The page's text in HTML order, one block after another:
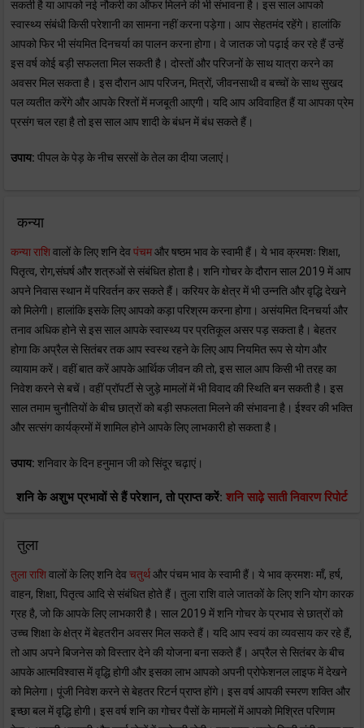
सकती है या आपको नई नौकरी का ऑफर मिलने की भी संभावना है। इस साल आपको
स्वास्थ्य संबंधी किसी परेशानी का सामना नहीं करना पड़ेगा। आप सेहतमंद रहेंगे। हालांकि
आपको फिर भी संयमित दिनचर्या का पालन करना होगा। वे जातक जो पढ़ाई कर रहे हैं उन्हें
इस वर्ष कोई बड़ी सफलता मिल सकती है। दोस्तों और परिजनों के साथ यात्रा करने का
अवसर मिल सकता है। इस दौरान आप परिजन, मित्रों, जीवनसाथी व बच्चों के साथ सुखद
पल व्यतीत करेंगे और आपके रिश्तों में मजबूती आएगी। यदि आप अविवाहित हैं या आपका प्रेम
प्रसंग चल रहा है तो इस साल आप शादी के बंधन में बंध सकते हैं।
उपाय: पीपल के पेड़ के नीच सरसों के तेल का दीया जलाएं।
कन्या
कन्या राशिवालों के लिए शनि देवपंचमऔर षष्ठम भाव के स्वामी हैं। ये भाव क्रमशः शिक्षा,
पितृत्व, रोग,संघर्ष और शत्रुओं से संबंधित होता है। शनि गोचर के दौरान साल 2019 में आप
अपने निवास स्थान में परिवर्तन कर सकते हैं। करियर के क्षेत्र में भी उन्नति और वृद्धि देखने
को मिलेगी। हालांकि इसके लिए आपको कड़ा परिश्रम करना होगा। असंयमित दिनचर्या और
तनाव अधिक होने से इस साल आपके स्वास्थ्य पर प्रतिकूल असर पड़ सकता है। बेहतर
होगा कि अप्रैल से सितंबर तक आप स्वस्थ रहने के लिए आप नियमित रूप से योग और
व्यायाम करें। वहीं बात करें आपके आर्थिक जीवन की तो, इस साल आप किसी भी तरह का
निवेश करने से बचें। वहीं प्रॉपर्टी से जुड़े मामलों में भी विवाद की स्थिति बन सकती है। इस
साल तमाम चुनौतियों के बीच छात्रों को बड़ी सफलता मिलने की संभावना है। ईश्वर की भक्ति
और सत्संग कार्यक्रमों में शामिल होने आपके लिए लाभकारी हो सकता है।
उपाय: शनिवार के दिन हनुमान जी को सिंदूर चढ़ाएं।
शनि के अशुभ प्रभावों से हैं परेशान, तो प्राप्त करें: शनि साढ़े साती निवारण रिपोर्ट
तुला
तुला राशिवालों के लिए शनि देवचतुर्थऔर पंचम भाव के स्वामी हैं। ये भाव क्रमशः मॉं, हर्ष,
वाहन, शिक्षा, पितृत्व आदि से संबंधित होते हैं। तुला राशि वाले जातकों के लिए शनि योग कारक
ग्रह है, जो कि आपके लिए लाभकारी है। साल 2019 में शनि गोचर के प्रभाव से छात्रों को
उच्च शिक्षा के क्षेत्र में बेहतरीन अवसर मिल सकते हैं। यदि आप स्वयं का व्यवसाय कर रहे हैं,
तो आप अपने बिजनेस को विस्तार देने की योजना बना सकते हैं। अप्रैल से सितंबर के बीच
आपके आत्मविश्वास में वृद्धि होगी और इसका लाभ आपको अपनी प्रोफेशनल लाइफ में देखने
को मिलेगा। पूंजी निवेश करने से बेहतर रिटर्न प्राप्त होंगे। इस वर्ष आपकी स्मरण शक्ति और
इच्छा बल में वृद्धि होगी। इस वर्ष शनि का गोचर पैसों के मामलों में आपको मिश्रित परिणाम